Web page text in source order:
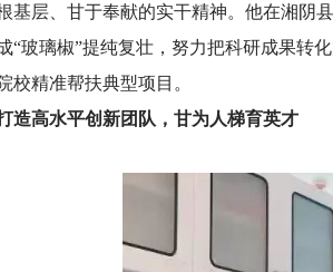
基层、甘于奉献的实干精神。他在湘阴
“玻璃椒”提纯复壮，努力把科研成果转
校精准帮扶典型项目。
造高水平创新团队，甘为人梯育英才